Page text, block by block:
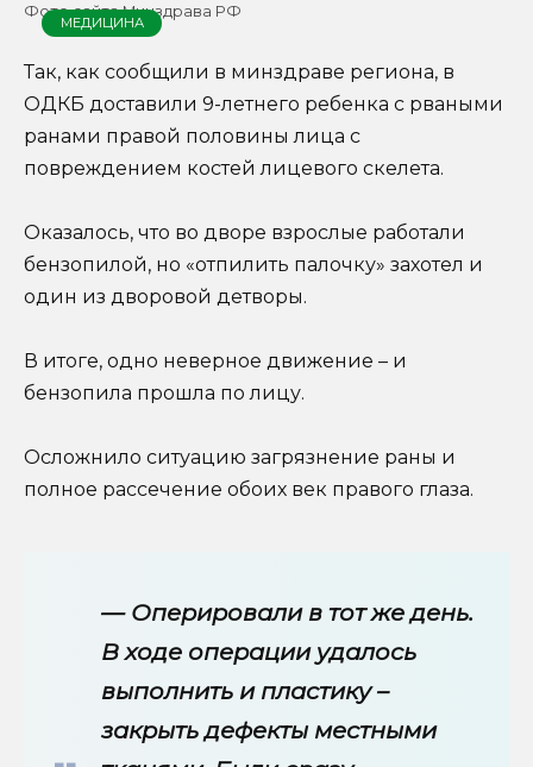
Фото сайта Минздрава РФ
МЕДИЦИНА
Так, как сообщили в минздраве региона, в
ОДКБ доставили 9-летнего ребенка с рваными
ранами правой половины лица с
повреждением костей лицевого скелета.
Оказалось, что во дворе взрослые работали
бензопилой, но «отпилить палочку» захотел и
один из дворовой детворы.
В итоге, одно неверное движение – и
бензопила прошла по лицу.
Осложнило ситуацию загрязнение раны и
полное рассечение обоих век правого глаза.
— Оперировали в тот же день.
В ходе операции удалось
выполнить и пластику –
закрыть дефекты местными